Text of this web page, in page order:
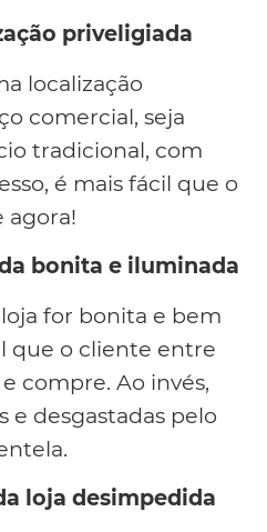
priveligiada
localização
comercial, seja
tradicional, com
é mais fácil que o
agora!
bonita e iluminada
for bonita e bem
que o cliente entre
compre. Ao invés,
e desgastadas pelo
loja desimpedida